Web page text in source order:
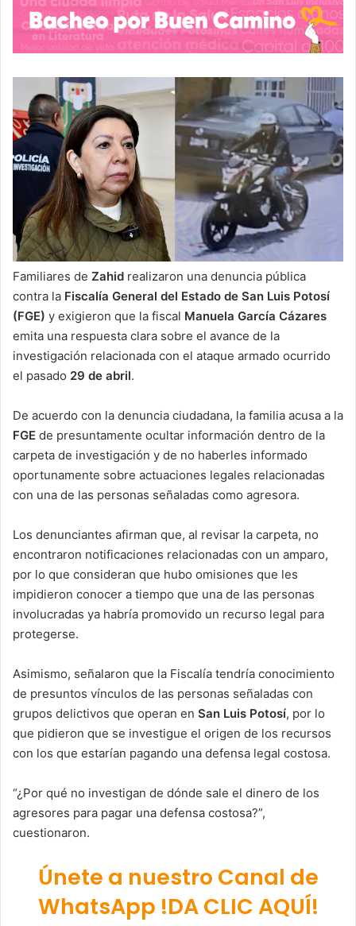
Familiares de Zahid realizaron una denuncia pública
contra la Fiscalía General del Estado de San Luis Potosí
(FGE) y exigieron que la fiscal Manuela García Cázares
emita una respuesta clara sobre el avance de la
investigación relacionada con el ataque armado ocurrido
el pasado 29 de abril.
De acuerdo con la denuncia ciudadana, la familia acusa a la
FGE de presuntamente ocultar información dentro de la
carpeta de investigación y de no haberles informado
oportunamente sobre actuaciones legales relacionadas
con una de las personas señaladas como agresora.
Los denunciantes afirman que, al revisar la carpeta, no
encontraron notificaciones relacionadas con un amparo,
por lo que consideran que hubo omisiones que les
impidieron conocer a tiempo que una de las personas
involucradas ya habría promovido un recurso legal para
protegerse.
Asimismo, señalaron que la Fiscalía tendría conocimiento
de presuntos vínculos de las personas señaladas con
grupos delictivos que operan en San Luis Potosí, por lo
que pidieron que se investigue el origen de los recursos
con los que estarían pagando una defensa legal costosa.
“¿Por qué no investigan de dónde sale el dinero de los
agresores para pagar una defensa costosa?”,
cuestionaron.
Únete a nuestro Canal de
WhatsApp !DA CLIC AQUÍ!